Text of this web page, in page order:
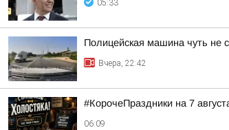
05:33
Полицейская машина чуть не
Вчера, 22:42
#КорочеПраздники на 7
06:09